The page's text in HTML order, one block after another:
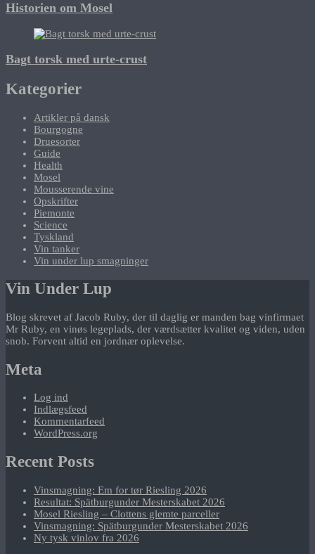
Historien om Mosel
Bagt torsk med urte-crust
Kategorier
Artikler på dansk
Bourgogne
Druesorter
Guide
Health
Mosel
Mousserende vine
Opskrifter
Piemonte
Science
Tyskland
Vin tanker
Vin under lup smagninger
Vin Under Lup
Blog skrevet af Jacob Ruby, der til daglig er manden bag vinfirmaet
Mr Ruby, en vinøs legeplads, der værdsætter kvalitet og viden, uden
snob. Forvent altid en jordnær oplevelse.
Meta
Log ind
Indlægsfeed
Kommentarfeed
WordPress.org
Recent Posts
Vinsmagning: Em for tør Riesling 2026
Resultat: Spätburgunder Mesterskabet 2026
Mosel Riesling – Clottens glemte parceller
Vinsmagning: Spätburgunder Mesterskabet 2026
Ny tysk vinlov fra 2026